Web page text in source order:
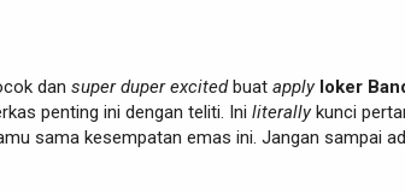
dan super duper excitedbuat apply loker
penting ini dengan teliti. Ini literallykunci
sama kesempatan emas ini. Jangan sampai